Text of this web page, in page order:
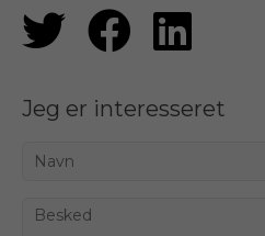
Jeg er interesseret